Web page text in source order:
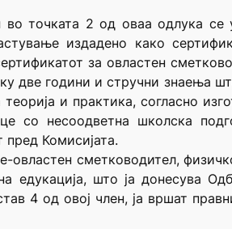
точката 2 од оваа одлука се
издадено како
за овластен
две години и стручни знаења
и практика, согласно
несоодветна школска
пред Комисијата.
сметководител,
едукација, што ја донесува
4 од овој член, ја вршат